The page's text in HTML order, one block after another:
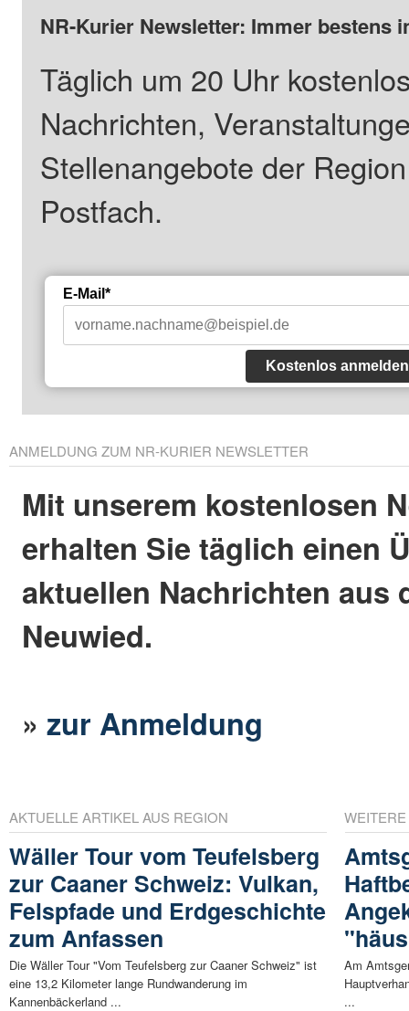
NR-Kurier Newsletter: Immer bestens
Täglich um 20 Uhr
Nachrichten,
Stellenangebote der
Postfach.
E-Mail*
Kostenlos anmelden
ANMELDUNG ZUM NR-KURIER NEWSLETTER
Mit unserem kostenlosen
erhalten Sie täglich einen
aktuellen Nachrichten aus
Neuwied.
»zur Anmeldung
AKTUELLE ARTIKEL AUS REGION
Wäller Tour vom Teufelsberg
zur Caaner Schweiz: Vulkan,
Felspfade und Erdgeschichte
zum Anfassen
Die Wäller Tour "Vom Teufelsberg zur Caaner Schweiz" ist
eine 13,2 Kilometer lange Rundwanderung im
Kannenbäckerland ...
Am
...